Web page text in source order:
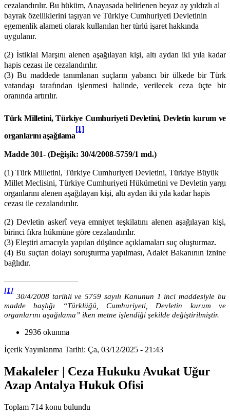
cezalandırılır. Bu hüküm, Anayasada belirlenen beyaz ay yıldızlı al
bayrak özelliklerini taşıyan ve Türkiye Cumhuriyeti Devletinin
egemenlik alameti olarak kullanılan her türlü işaret hakkında
uygulanır.
(2) İstiklal Marşını alenen aşağılayan kişi, altı aydan iki yıla kadar
hapis cezası ile cezalandırılır.
(3) Bu maddede tanımlanan suçların yabancı bir ülkede bir Türk
vatandaşı tarafından işlenmesi halinde, verilecek ceza üçte bir
oranında artırılır.
Türk Milletini, Türkiye Cumhuriyeti Devletini, Devletin kurum ve
organlarını aşağılama
[1]
Madde 301- (Değişik: 30/4/2008-5759/1 md.)
(1) Türk Milletini, Türkiye Cumhuriyeti Devletini, Türkiye Büyük
Millet Meclisini, Türkiye Cumhuriyeti Hükümetini ve Devletin yargı
organlarını alenen aşağılayan kişi, altı aydan iki yıla kadar hapis
cezası ile cezalandırılır.
(2) Devletin askerî veya emniyet teşkilatını alenen aşağılayan kişi,
birinci fıkra hükmüne göre cezalandırılır.
(3) Eleştiri amacıyla yapılan düşünce açıklamaları suç oluşturmaz.
(4) Bu suçtan dolayı soruşturma yapılması, Adalet Bakanının iznine
bağlıdır.
[1]
30/4/2008 tarihli ve 5759 sayılı Kanunun 1 inci maddesiyle bu
madde başlığı “Türklüğü, Cumhuriyeti, Devletin kurum ve
organlarını aşağılama” iken metne işlendiği şekilde değiştirilmiştir.
2936 okunma
İçerik Yayınlanma Tarihi: Ça, 03/12/2025 - 21:43
Makaleler | Ceza Hukuku Avukat Uğur
Azap Antalya Hukuk Ofisi
Toplam 714 konu bulundu